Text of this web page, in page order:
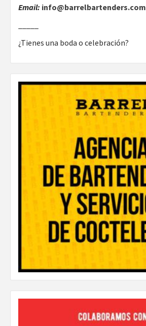
Email: info@barrelbartenders.com
¿Tienes una boda o celebración?